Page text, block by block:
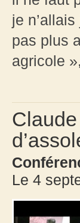
je
pas plus
agricole
Le 4